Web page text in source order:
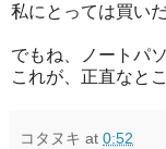
私にとっては買い
でもね、ノートパ
これが、正直なと
コタヌキ at 0:52